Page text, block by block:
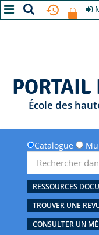
École des
Catalogue
RESSOURCES
TROUVER UNE
CONSULTER UN